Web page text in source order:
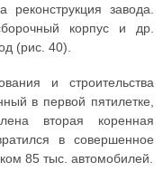
завода.
корпус и др.
(рис. 40).
и строительства
в первой пятилетке,
вторая коренная
в совершенное
85 тыс. автомобилей.